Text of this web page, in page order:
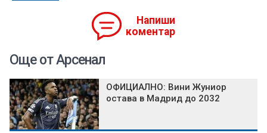
Напиши
коментар
Още от Арсенал
ОФИЦИАЛНО: Вини Жуниор
остава в Мадрид до 2032